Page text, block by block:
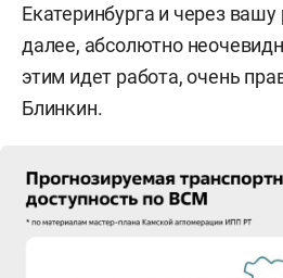
Екатеринбурга и через вашу
далее, абсолютно
этим идет работа, очень
Блинкин.